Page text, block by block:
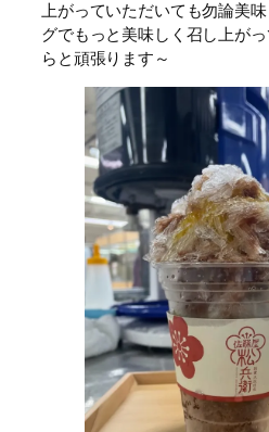
上がっていただいても勿論美
グでもっと美味しく召し上が
らと頑張ります～